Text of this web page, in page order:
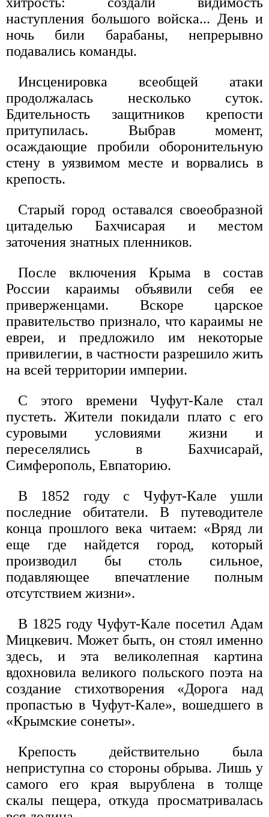
наступления большого войска... День и
ночь били барабаны, непрерывно
подавались команды.
Инсценировка всеобщей атаки
продолжалась несколько суток.
Бдительность защитников крепости
притупилась. Выбрав момент,
осаждающие пробили оборонительную
стену в уязвимом месте и ворвались в
крепость.
Старый город оставался своеобразной
цитаделью Бахчисарая и местом
заточения знатных пленников.
После включения Крыма в состав
России караимы объявили себя ее
приверженцами. Вскоре царское
правительство признало, что караимы не
евреи, и предложило им некоторые
привилегии, в частности разрешило жить
на всей территории империи.
С этого времени Чуфут-Кале стал
пустеть. Жители покидали плато с его
суровыми условиями жизни и
переселялись в Бахчисарай,
Симферополь, Евпаторию.
В 1852 году с Чуфут-Кале ушли
последние обитатели. В путеводителе
конца прошлого века читаем: «Вряд ли
еще где найдется город, который
производил бы столь сильное,
подавляющее впечатление полным
отсутствием жизни».
В 1825 году Чуфут-Кале посетил Адам
Мицкевич. Может быть, он стоял именно
здесь, и эта великолепная картина
вдохновила великого польского поэта на
создание стихотворения «Дорога над
пропастью в Чуфут-Кале», вошедшего в
«Крымские сонеты».
Крепость действительно была
неприступна со стороны обрыва. Лишь у
самого его края вырублена в толще
скалы пещера, откуда просматривалась